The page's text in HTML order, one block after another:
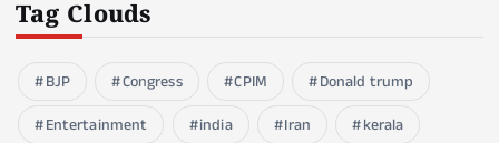
Tag Clouds
BJP Congress CPIM
Donald trump
Entertainment
india Iran
kerala